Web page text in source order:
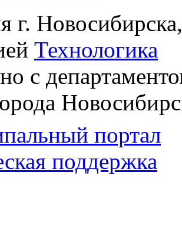
Технологика
с
портал
поддержка